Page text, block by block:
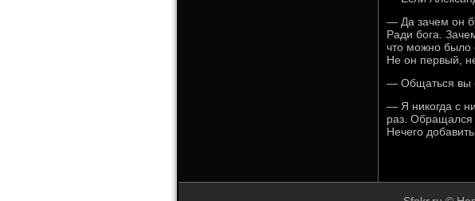
— Да зачем он
Ради бога.
что можно было
Не он первый,
— Общаться вы
— Я никогда с
раз. Обращался
Нечего